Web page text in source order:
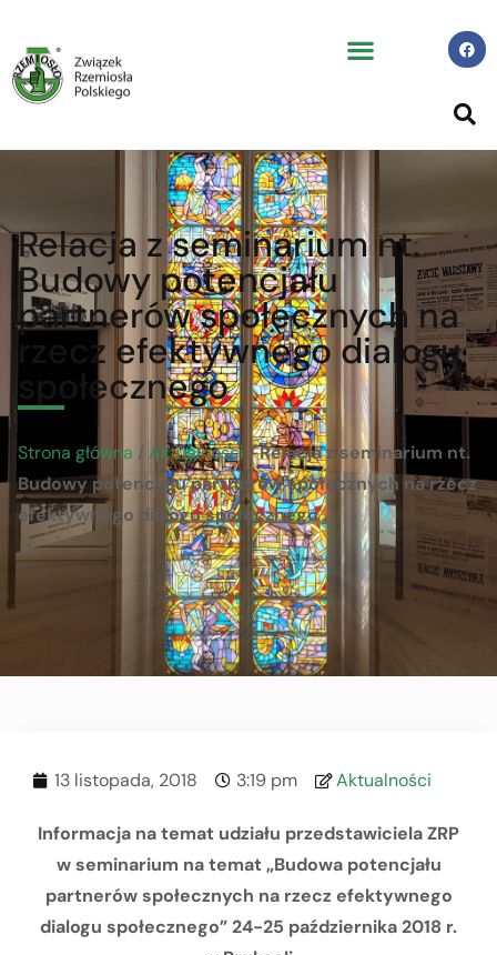
Relacja z seminarium nt.
Budowy potencjału
partnerów społecznych na
rzecz efektywnego dialogu
społecznego
Strona główna / Aktualności /Relacja z seminarium nt.
Budowy potencjału partnerów społecznych na rzecz
efektywnego dialogu społecznego
13 listopada, 2018 3:19 pm Aktualności
Informacja na temat udziału przedstawiciela ZRP
w seminarium na temat „Budowa potencjału
partnerów społecznych na rzecz efektywnego
dialogu społecznego”24-25 października 2018 r.